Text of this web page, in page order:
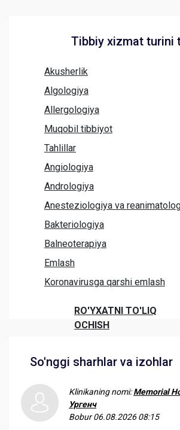
Tibbiy xizmat turini
Akusherlik
Algologiya
Allergologiya
Muqobil tibbiyot
Tahlillar
Angiologiya
Andrologiya
Anesteziologiya va
Bakteriologiya
Balneoterapiya
Emlash
Koronavirusga qarshi emlash
RO'YXATNI TO'LIQ
OCHISH
So'nggi sharhlar va izohlar
Klinikaning nomi:Memorial
Ургенч
Bobur 06.08.2026 08:15